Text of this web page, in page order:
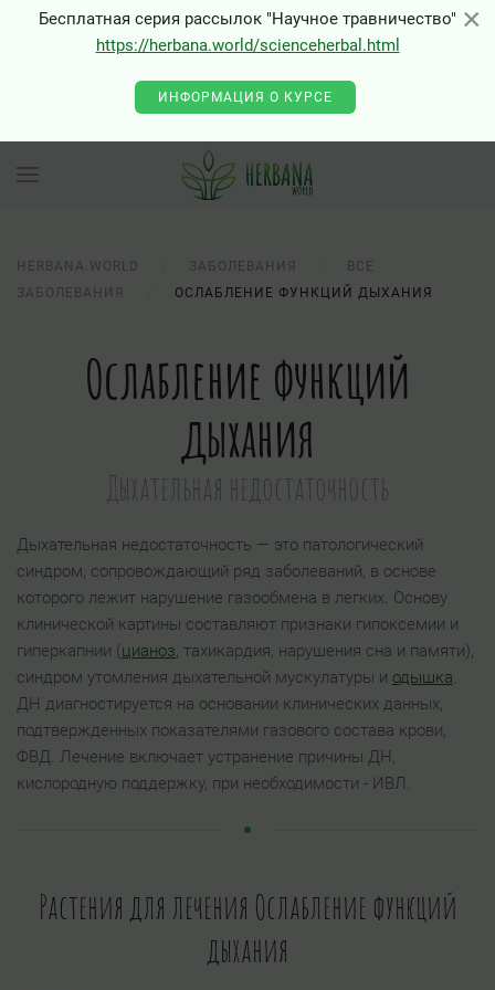
×
Бесплатная серия рассылок "Научное травничество"
https://herbana.world/scienceherbal.html
ИНФОРМАЦИЯ О КУРСЕ
HERBANA.WORLD ЗАБОЛЕВАНИЯ
ВСЕ
ЗАБОЛЕВАНИЯ
ОСЛАБЛЕНИЕ ФУНКЦИЙ ДЫХАНИЯ
Ослабление функций
дыхания
Дыхательная недостаточность
Дыхательная недостаточность — это патологический
синдром, сопровождающий ряд заболеваний, в основе
которого лежит нарушение газообмена в легких. Основу
клинической картины составляют признаки гипоксемии и
гиперкапнии (цианоз, тахикардия, нарушения сна и памяти),
синдром утомления дыхательной мускулатуры и одышка.
ДН диагностируется на основании клинических данных,
подтвержденных показателями газового состава крови,
ФВД. Лечение включает устранение причины ДН,
кислородную поддержку, при необходимости - ИВЛ.
Растения для лечения Ослабление функций
дыхания
×
0 - Class "Joomla\Input\Json" not found